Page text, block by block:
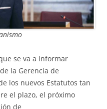
se va a informar
la Gerencia de
los nuevos Estatutos tan
el plazo, el próximo
de